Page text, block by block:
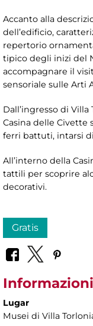
Accanto alla
dell’edificio,
repertorio
tipico degli inizi del
accompagnare il
sensoriale sulle Arti
Dall’ingresso di
Casina delle Civette
ferri battuti, intarsi
All’interno della
tattili per scoprire
decorativi.
Gratis
Informazioni
Lugar
Musei di Villa